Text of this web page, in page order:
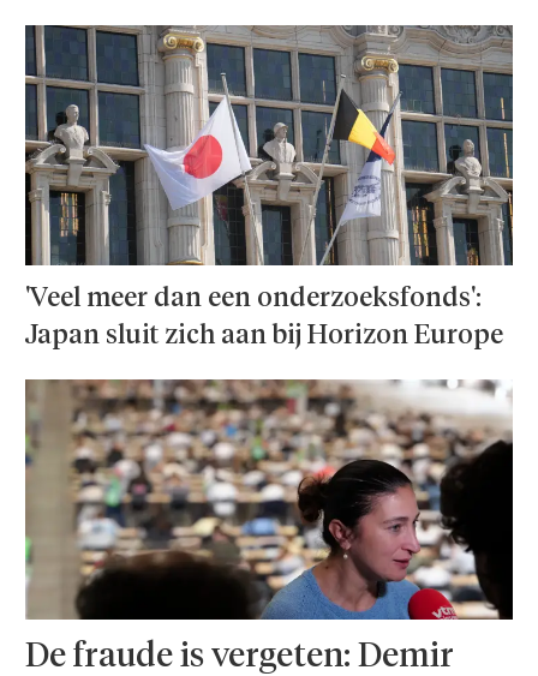
'Veel meer dan een onderzoeks­fonds':
Japan sluit zich aan bij Horizon Europe
De fraude is vergeten: Demir